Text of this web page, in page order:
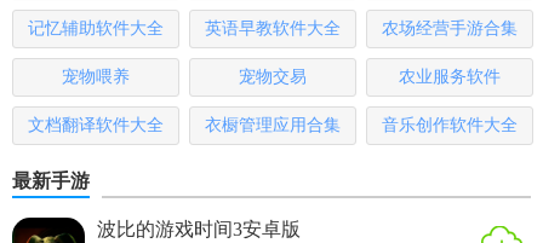
记忆辅助软件大全 英语早教软件大全 农场经营手游合集
宠物喂养 宠物交易 农业服务软件
文档翻译软件大全 衣橱管理应用合集 音乐创作软件大全
最新手游
波比的游戏时间3安卓版